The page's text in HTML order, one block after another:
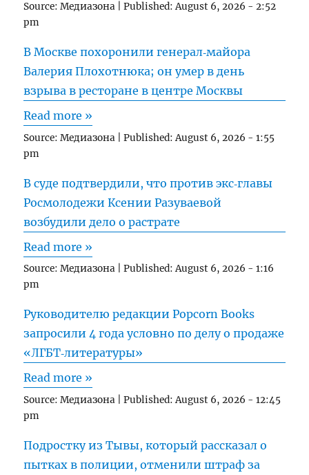
Source:Медиазона |Published:August 6, 2026 - 2:52
pm
В Москве похоронили генерал‑майора
Валерия Плохотнюка; он умер в день
взрыва в ресторане в центре Москвы
Read more »
Source:Медиазона |Published:August 6, 2026 - 1:55
pm
В суде подтвердили, что против экс‑главы
Росмолодежи Ксении Разуваевой
возбудили дело о растрате
Read more »
Source:Медиазона |Published:August 6, 2026 - 1:16
pm
Руководителю редакции Popcorn Books
запросили 4 года условно по делу о продаже
«ЛГБТ‑литературы»
Read more »
Source:Медиазона |Published:August 6, 2026 - 12:45
pm
Подростку из Тывы, который рассказал о
пытках в полиции, отменили штраф за